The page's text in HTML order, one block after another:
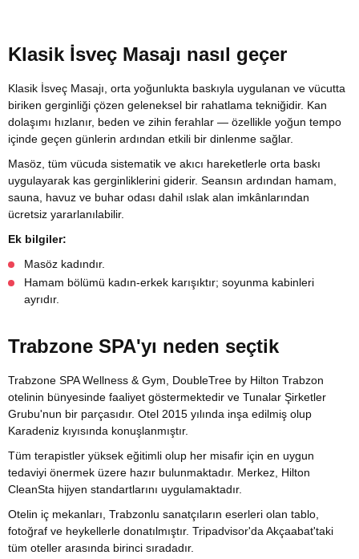
Klasik İsveç Masajı nasıl geçer
Klasik İsveç Masajı, orta yoğunlukta baskıyla uygulanan ve vücutta
biriken gerginliği çözen geleneksel bir rahatlama tekniğidir. Kan
dolaşımı hızlanır, beden ve zihin ferahlar — özellikle yoğun tempo
içinde geçen günlerin ardından etkili bir dinlenme sağlar.
Masöz, tüm vücuda sistematik ve akıcı hareketlerle orta baskı
uygulayarak kas gerginliklerini giderir. Seansın ardından hamam,
sauna, havuz ve buhar odası dahil ıslak alan imkânlarından
ücretsiz yararlanılabilir.
Ek bilgiler:
Masöz kadındır.
Hamam bölümü kadın-erkek karışıktır; soyunma kabinleri
ayrıdır.
Trabzone SPA'yı neden seçtik
Trabzone SPA Wellness & Gym, DoubleTree by Hilton Trabzon
otelinin bünyesinde faaliyet göstermektedir ve Tunalar Şirketler
Grubu'nun bir parçasıdır. Otel 2015 yılında inşa edilmiş olup
Karadeniz kıyısında konuşlanmıştır.
Tüm terapistler yüksek eğitimli olup her misafir için en uygun
tedaviyi önermek üzere hazır bulunmaktadır. Merkez, Hilton
CleanSta hijyen standartlarını uygulamaktadır.
Otelin iç mekanları, Trabzonlu sanatçıların eserleri olan tablo,
fotoğraf ve heykellerle donatılmıştır. Tripadvisor'da Akçaabat'taki
tüm oteller arasında birinci sıradadır.